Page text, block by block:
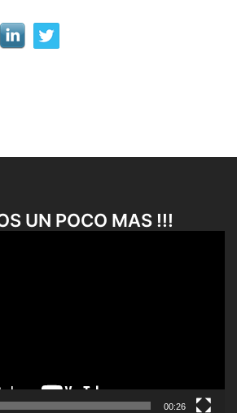
UN POCO MAS !!!
00:26